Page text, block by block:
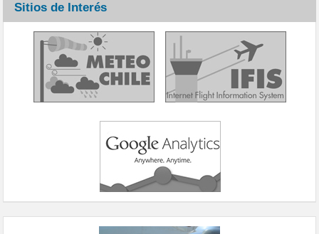
Sitios de Interés